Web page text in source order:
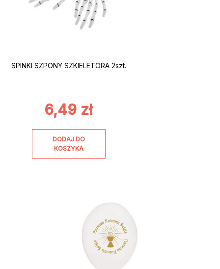
SPINKI SZPONY SZKIELETORA 2szt.
6,49 zł
DODAJ DO
KOSZYKA